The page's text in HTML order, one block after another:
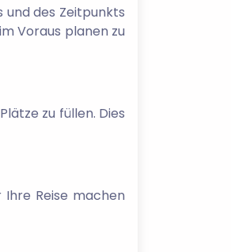
und des Zeitpunkts
Voraus planen zu
zu füllen. Dies
Reise machen